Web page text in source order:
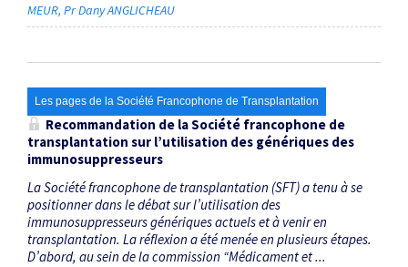
MEUR Pr Dany ANGLICHEAU
Les pages de la Société Francophone de Transplantation
Recommandation de la Société francophone de
transplantation sur l’utilisation des génériques des
immunosuppresseurs
La Société francophone de transplantation (SFT) a tenu à se
positionner dans le débat sur l’utilisation des
immunosuppresseurs génériques actuels et à venir en
transplantation. La réflexion a été menée en plusieurs étapes.
D’abord, au sein de la commission “Médicament et ...